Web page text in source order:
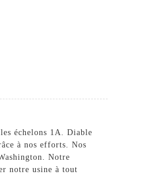
échelons 1A. Diable
à nos efforts. Nos
Notre
notre usine à tout